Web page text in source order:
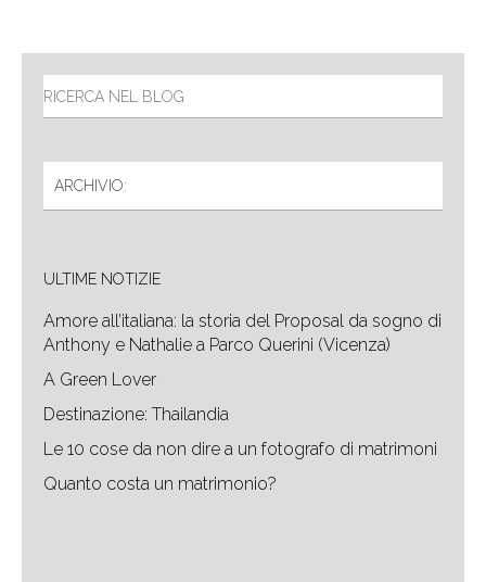
ULTIME NOTIZIE
Amore all’italiana: la storia del Proposal da sogno di
Anthony e Nathalie a Parco Querini (Vicenza)
A Green Lover
Destinazione: Thailandia
Le 10 cose da non dire a un fotografo di matrimoni
Quanto costa un matrimonio?